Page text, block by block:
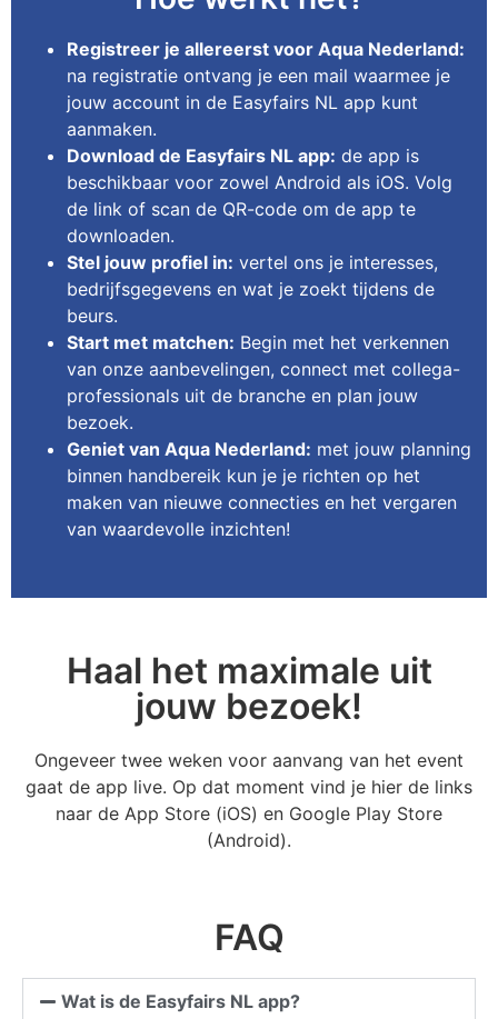
Registreer je allereerst voor Aqua Nederland:
na registratie ontvang je een mail waarmee je
jouw account in de Easyfairs NL app kunt
aanmaken.
Download de Easyfairs NL app: de app is
beschikbaar voor zowel Android als iOS. Volg
de link of scan de QR-code om de app te
downloaden.
Stel jouw profiel in: vertel ons je interesses,
bedrijfsgegevens en wat je zoekt tijdens de
beurs.
Start met matchen: Begin met het verkennen
van onze aanbevelingen, connect met collega-
professionals uit de branche en plan jouw
bezoek.
Geniet van Aqua Nederland: met jouw planning
binnen handbereik kun je je richten op het
maken van nieuwe connecties en het vergaren
van waardevolle inzichten!
Haal het maximale uit
jouw bezoek!
Ongeveer twee weken voor aanvang van het event
gaat de app live. Op dat moment vind je hier de links
naar de App Store (iOS) en Google Play Store
(Android).
FAQ
Wat is de Easyfairs NL app?